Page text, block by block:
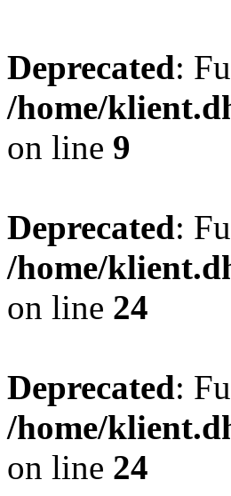
Deprecated:
/home/
on line 9
Deprecated:
/home/
on line 24
Deprecated:
/home/
on line 24